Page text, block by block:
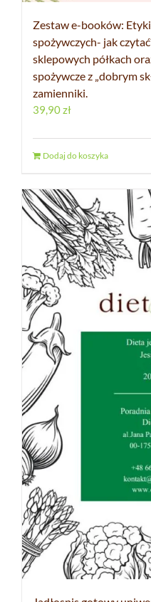
Zestaw e-booków:
spożywczych- jak
sklepowych półkach
spożywcze z „dobrym
zamienniki.
39,90zł
Dodaj do koszyka